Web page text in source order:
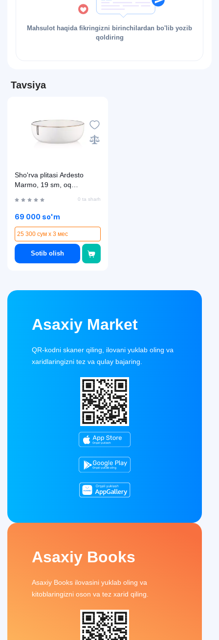
Mahsulot haqida fikringizni birinchilardan bo'lib yozib
qoldiring
Tavsiya
Sho'rva plitasi Ardesto
Marmo, 19 sm, oq
0 ta sharh
69 000 so'm
25 300 сум x 3 мес
Sotib olish
Asaxiy Market
QR-kodni skaner qiling, ilovani yuklab oling va
xaridlaringizni tez va qulay bajaring.
Asaxiy Books
Asaxiy Books ilovasini yuklab oling va
kitoblaringizni oson va tez xarid qiling.